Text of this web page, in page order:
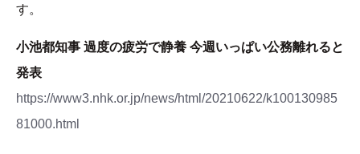
す。
小池都知事 過度の疲労で静養 今週いっぱい公務離れると
発表
https://www3.nhk.or.jp/news/html/20210622/k100130985
81000.html